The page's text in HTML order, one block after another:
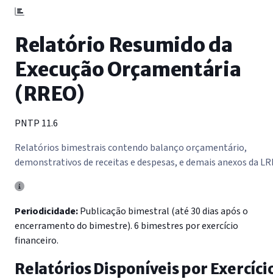
Relatório Resumido da
Execução Orçamentária
(RREO)
PNTP 11.6
Relatórios bimestrais contendo balanço orçamentário,
demonstrativos de receitas e despesas, e demais anexos da
Periodicidade:Publicação bimestral (até 30 dias após o
encerramento do bimestre). 6 bimestres por exercício
financeiro.
Relatórios Disponíveis por